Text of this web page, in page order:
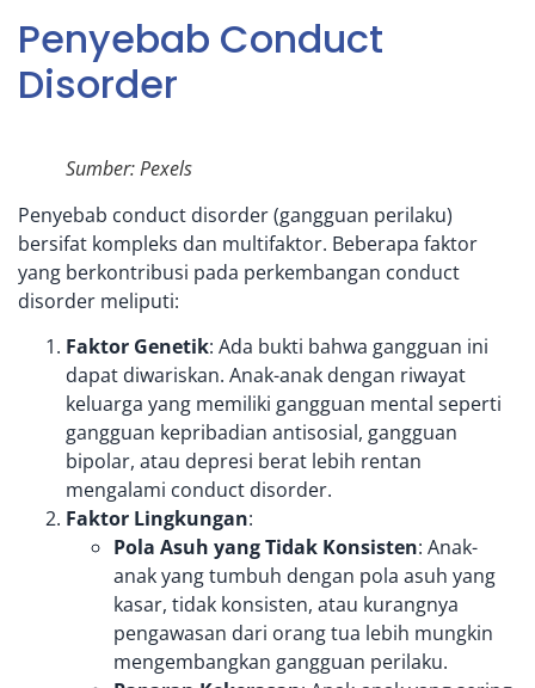
Penyebab Conduct
Disorder
Sumber: Pexels
Penyebab conduct disorder (gangguan perilaku)
bersifat kompleks dan multifaktor. Beberapa faktor
yang berkontribusi pada perkembangan conduct
disorder meliputi:
Faktor Genetik: Ada bukti bahwa gangguan ini
dapat diwariskan. Anak-anak dengan riwayat
keluarga yang memiliki gangguan mental seperti
gangguan kepribadian antisosial, gangguan
bipolar, atau depresi berat lebih rentan
mengalami conduct disorder.
Faktor Lingkungan:
Pola Asuh yang Tidak Konsisten: Anak-
anak yang tumbuh dengan pola asuh yang
kasar, tidak konsisten, atau kurangnya
pengawasan dari orang tua lebih mungkin
mengembangkan gangguan perilaku.